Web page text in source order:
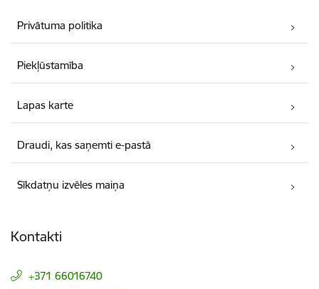
Privātuma politika
Piekļūstamība
Lapas karte
Draudi, kas saņemti e-pastā
Sīkdatņu izvēles maiņa
Kontakti
+371 66016740